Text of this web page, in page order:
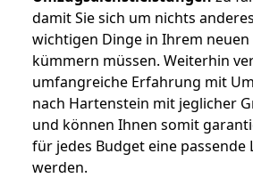
damit Sie sich um nichts
wichtigen Dinge in Ihrem neuen
kümmern müssen. Weiterhin
umfangreiche Erfahrung mit
nach Hartenstein mit jeglicher
und können Ihnen somit
für jedes Budget eine passende
werden.